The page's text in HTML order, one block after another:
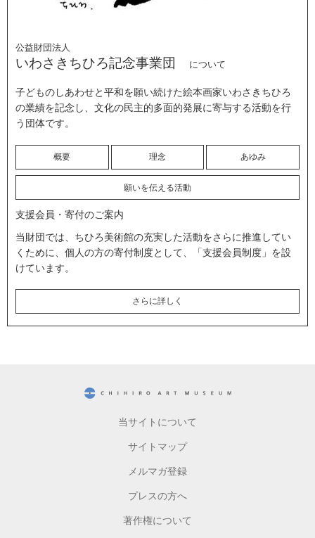
公益財団法人
いわさきちひろ記念事業団 について
子どものしあわせと平和を願い続けた絵本画家いわさきちひろ
の業績を記念し、文化の民主的多面的発展に寄与する活動を行
う団体です。
概要 理念 あゆみ
願いを伝える活動
支援会員・寄付のご案内
当財団では、ちひろ美術館の充実した活動をさらに推進してい
くために、個人の方の寄付制度として、「支援会員制度」を設
けています。
さらに詳しく
当サイトについて
サイトマップ
メルマガ登録
プレスの方へ
著作権について